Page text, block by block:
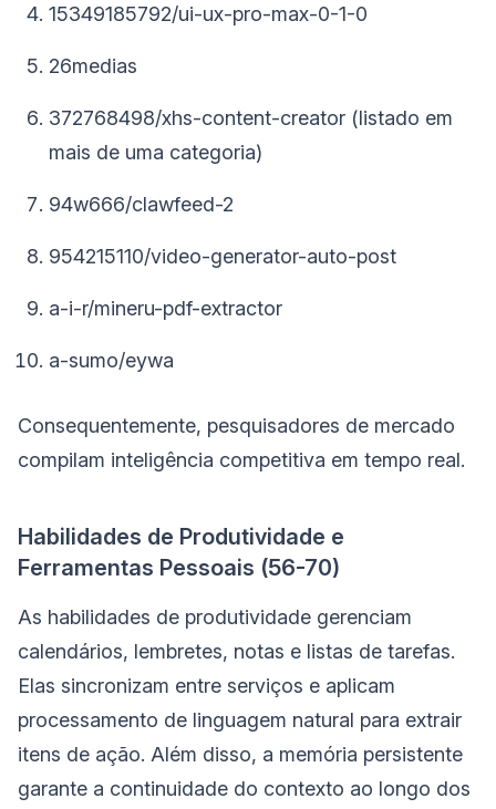
15349185792/ui-ux-pro-max-0-1-0
26medias
372768498/xhs-content-creator (listado em
mais de uma categoria)
94w666/clawfeed-2
954215110/video-generator-auto-post
a-i-r/mineru-pdf-extractor
a-sumo/eywa
Consequentemente, pesquisadores de mercado
compilam inteligência competitiva em tempo real.
Habilidades de Produtividade e
Ferramentas Pessoais (56-70)
As habilidades de produtividade gerenciam
calendários, lembretes, notas e listas de tarefas.
Elas sincronizam entre serviços e aplicam
processamento de linguagem natural para extrair
itens de ação. Além disso, a memória persistente
garante a continuidade do contexto ao longo dos